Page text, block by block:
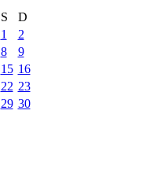
S
D
1
2
8
9
15 16
22 23
29 30